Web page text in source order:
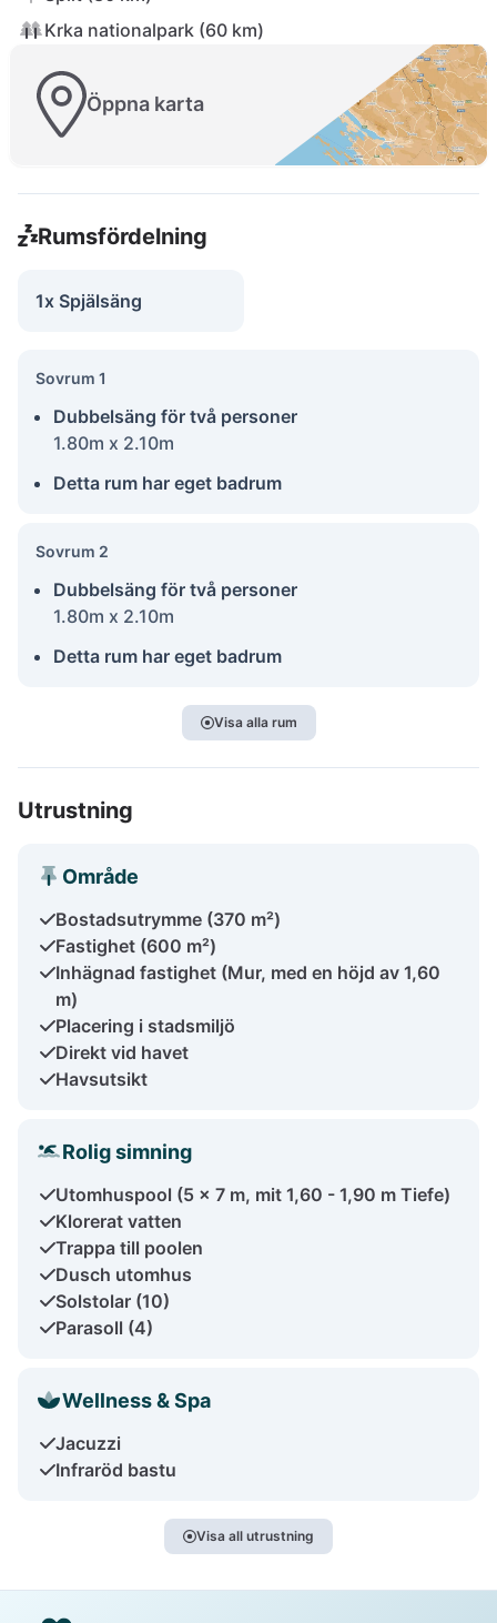
Krka nationalpark (60 km)
Öppna karta
Rumsfördelning
1x Spjälsäng
Sovrum 1
Dubbelsäng för två personer
1.80m x 2.10m
Detta rum har eget badrum
Sovrum 2
Dubbelsäng för två personer
1.80m x 2.10m
Detta rum har eget badrum
Visa alla rum
Utrustning
Område
Bostadsutrymme (370 m²)
Fastighet (600 m²)
Inhägnad fastighet (Mur, med en höjd av 1,60
m)
Placering i stadsmiljö
Direkt vid havet
Havsutsikt
Rolig simning
Utomhuspool (5 x 7 m, mit 1,60 - 1,90 m Tiefe)
Klorerat vatten
Trappa till poolen
Dusch utomhus
Solstolar (10)
Parasoll (4)
Wellness & Spa
Jacuzzi
Infraröd bastu
Visa all utrustning